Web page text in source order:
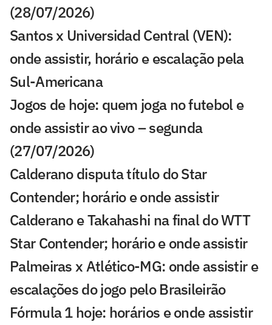
(28/07/2026)
Santos x Universidad Central (VEN):
onde assistir, horário e escalação pela
Sul-Americana
Jogos de hoje: quem joga no futebol e
onde assistir ao vivo – segunda
(27/07/2026)
Calderano disputa título do Star
Contender; horário e onde assistir
Calderano e Takahashi na final do WTT
Star Contender; horário e onde assistir
Palmeiras x Atlético-MG: onde assistir e
escalações do jogo pelo Brasileirão
Fórmula 1 hoje: horários e onde assistir